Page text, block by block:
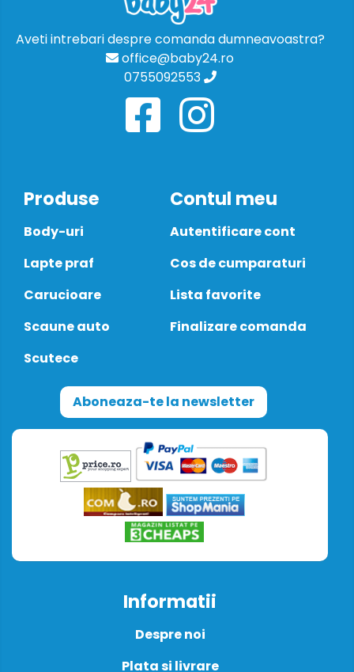
Aveti intrebari despre comanda dumneavoastra?
office@baby24.ro
0755092553
Produse
Body-uri
Lapte praf
Carucioare
Scaune auto
Scutece
Contul meu
Autentificare cont
Cos de cumparaturi
Lista favorite
Finalizare comanda
Aboneaza-te la newsletter
Informatii
Despre noi
Plata si livrare